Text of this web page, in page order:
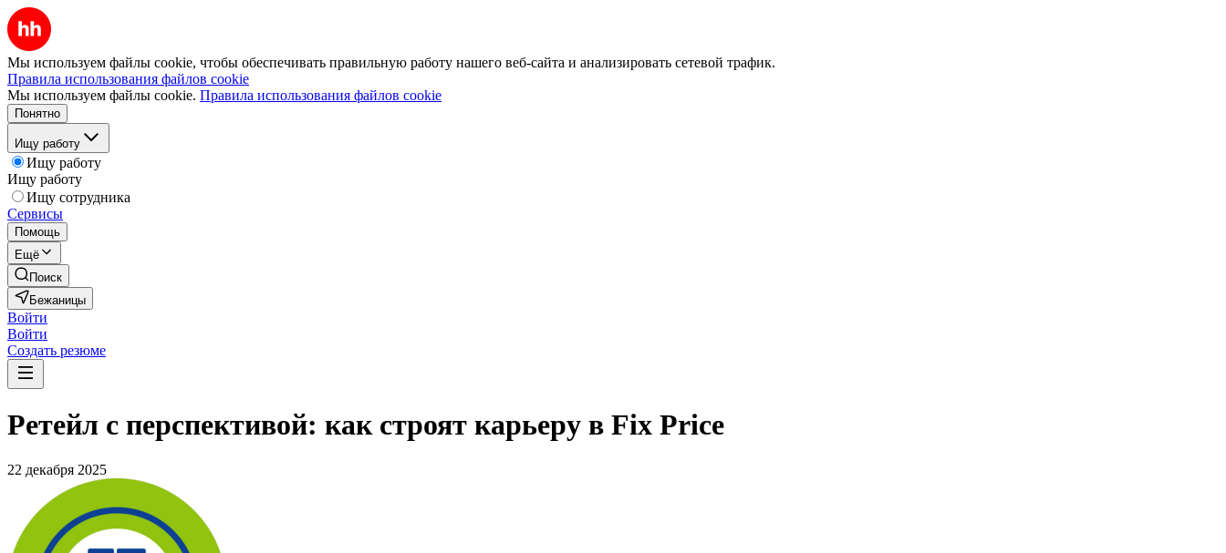
Мы используем файлы cookie, чтобы обеспечивать правильную работу нашего веб-сайта и анализировать сетевой трафик.
Правила использования файлов cookie
Мы используем файлы cookie. Правила использования файлов cookie
Понятно
Ищу работу
Ищу работу
Ищу работу
Ищу сотрудника
Сервисы
Помощь
Ещё
Поиск
Бежаницы
Войти
Войти
Создать резюме
Ретейл с перспективой: как строят карьеру в Fix Price
22 декабря 2025